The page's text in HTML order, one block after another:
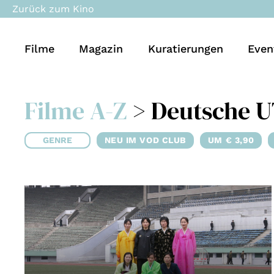
Zurück zum Kino
Filme Magazin Kuratierungen
Filme A-Z > Deutsche
GENRE NEU IM VOD CLUB UM € 3,90